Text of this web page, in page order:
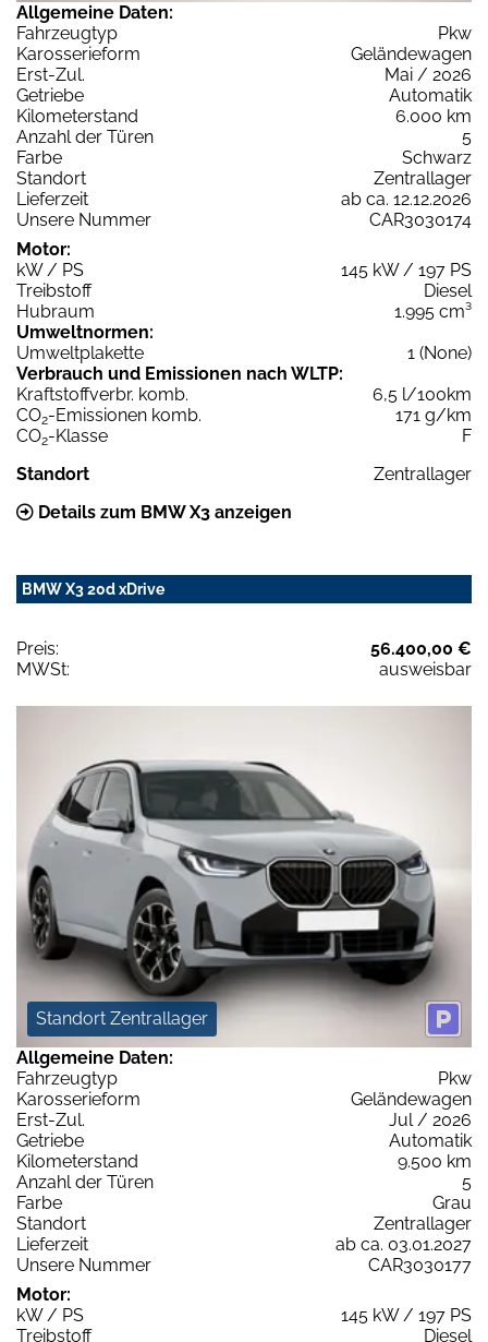
Allgemeine Daten:
Fahrzeugtyp
Pkw
Karosserieform
Geländewagen
Erst-Zul.
Mai / 2026
Getriebe
Automatik
Kilometerstand
6.000 km
Anzahl der Türen
5
Farbe
Schwarz
Standort
Zentrallager
Lieferzeit
ab ca. 12.12.2026
Unsere Nummer
CAR3030174
Motor:
kW / PS
145 kW / 197 PS
Treibstoff
Diesel
Hubraum
1.995 cm³
Umweltnormen:
Umweltplakette
1 (None)
Verbrauch und Emissionen nach WLTP:
Kraftstoffverbr. komb.
6,5 l/100km
CO2-Emissionen komb.
171 g/km
CO2-Klasse
F
Standort
Zentrallager
Details zum BMW X3 anzeigen
BMW X3 20d xDrive
Preis:
56.400,00 €
MWSt:
ausweisbar
Standort Zentrallager
Allgemeine Daten:
Fahrzeugtyp
Pkw
Karosserieform
Geländewagen
Erst-Zul.
Jul / 2026
Getriebe
Automatik
Kilometerstand
9.500 km
Anzahl der Türen
5
Farbe
Grau
Standort
Zentrallager
Lieferzeit
ab ca. 03.01.2027
Unsere Nummer
CAR3030177
Motor:
kW / PS
145 kW / 197 PS
Treibstoff
Diesel